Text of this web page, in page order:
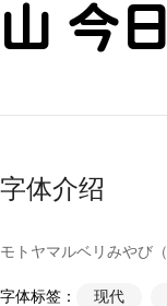
山 今
字体介绍
モトヤマルベリみやび
字体标签： 现代